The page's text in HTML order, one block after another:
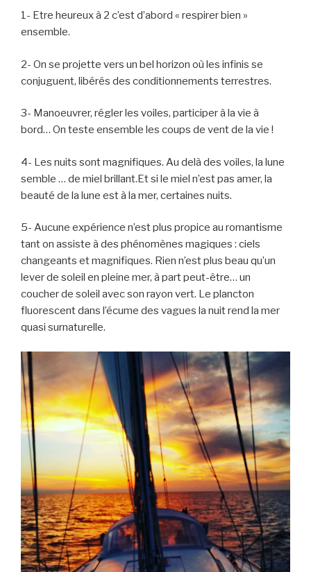
1- Etre heureux à 2 c’est d’abord « respirer bien »
ensemble.
2- On se projette vers un bel horizon où les infinis se
conjuguent, libérés des conditionnements terrestres.
3- Manoeuvrer, régler les voiles, participer à la vie à
bord… On teste ensemble les coups de vent de la vie !
4- Les nuits sont magnifiques. Au delà des voiles, la lune
semble … de miel brillant.Et si le miel n’est pas amer, la
beauté de la lune est à la mer, certaines nuits.
5- Aucune expérience n’est plus propice au romantisme
tant on assiste à des phénomènes magiques : ciels
changeants et magnifiques. Rien n’est plus beau qu’un
lever de soleil en pleine mer, à part peut-être… un
coucher de soleil avec son rayon vert. Le plancton
fluorescent dans l’écume des vagues la nuit rend la mer
quasi surnaturelle.